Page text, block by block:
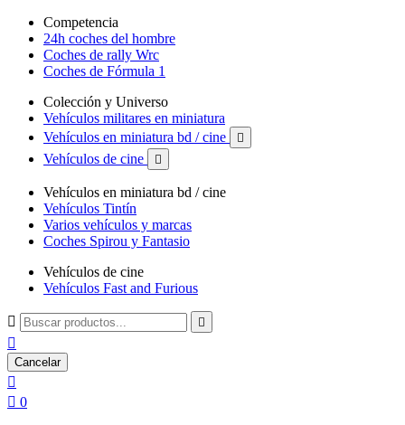
Competencia
24h coches del hombre
Coches de rally Wrc
Coches de Fórmula 1
Colección y Universo
Vehículos militares en miniatura
Vehículos en miniatura bd / cine

Vehículos de cine 
Vehículos en miniatura bd / cine
Vehículos Tintín
Varios vehículos y marcas
Coches Spirou y Fantasio
Vehículos de cine
Vehículos Fast and Furious
 

Cancelar

 0